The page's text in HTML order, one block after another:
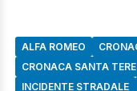
ALFA ROMEO
CRONACA SANTA
INCIDENTE STRADALE